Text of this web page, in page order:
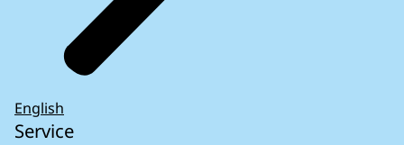
English
Service